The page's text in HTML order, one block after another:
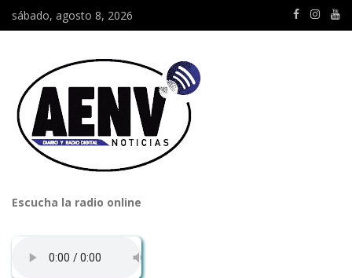
sábado, agosto 8, 2026
Escucha la radio online